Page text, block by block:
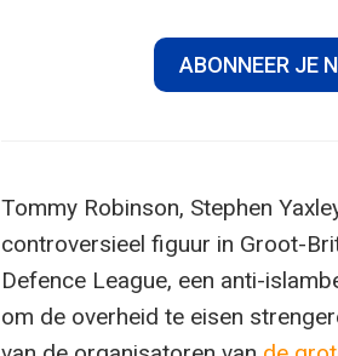
ABONNEER JE
Tommy Robinson, Stephen
controversieel figuur in Groot-
Defence League, een anti-
om de overheid te eisen